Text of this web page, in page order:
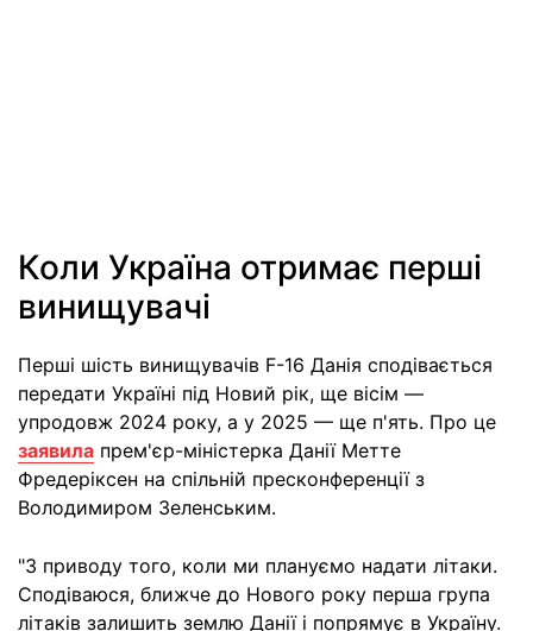
Коли Україна отримає перші
винищувачі
Перші шість винищувачів F-16 Данія сподівається
передати Україні під Новий рік, ще вісім —
упродовж 2024 року, а у 2025 — ще п'ять. Про це
заявила прем'єр-міністерка Данії Метте
Фредеріксен на спільній пресконференції з
Володимиром Зеленським.
"З приводу того, коли ми плануємо надати літаки.
Сподіваюся, ближче до Нового року перша група
літаків залишить землю Данії і попрямує в Україну.